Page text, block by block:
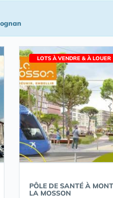
LOTS À VENDRE & À LOUER
PÔLE DE SANTÉ À
LA MOSSON